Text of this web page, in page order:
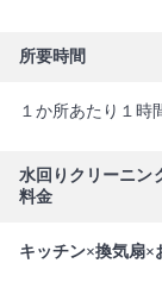
所要時間
１か所あたり１時
水回りクリーニン
料金
キッチン×換気扇×